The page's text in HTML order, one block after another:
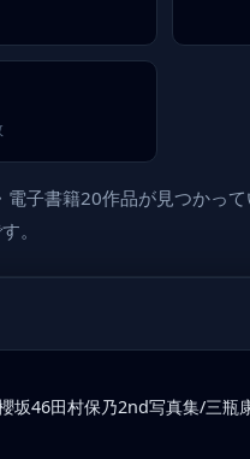
子書籍20作品が見つかっ
。
坂46田村保乃2nd写真集/三瓶